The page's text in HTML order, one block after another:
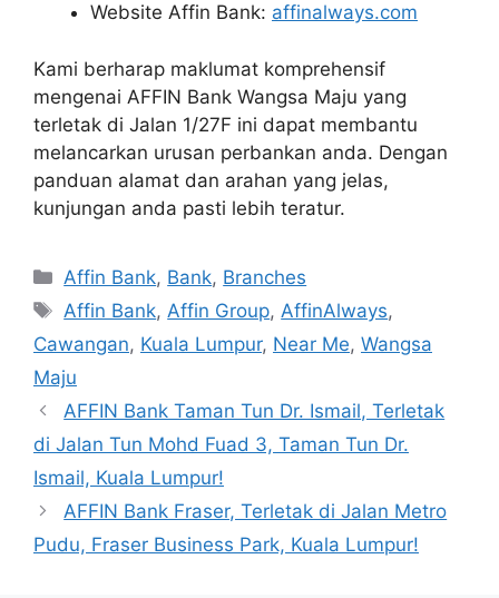
Website Affin Bank: affinalways.com
Kami berharap maklumat komprehensif
mengenai AFFIN Bank Wangsa Maju yang
terletak di Jalan 1/27F ini dapat membantu
melancarkan urusan perbankan anda. Dengan
panduan alamat dan arahan yang jelas,
kunjungan anda pasti lebih teratur.
Categories
Affin Bank, Bank, Branches
Tags
Affin Bank, Affin Group, AffinAlways,
Cawangan, Kuala Lumpur, Near Me, Wangsa
Maju
AFFIN Bank Taman Tun Dr. Ismail, Terletak
di Jalan Tun Mohd Fuad 3, Taman Tun Dr.
Ismail, Kuala Lumpur!
AFFIN Bank Fraser, Terletak di Jalan Metro
Pudu, Fraser Business Park, Kuala Lumpur!